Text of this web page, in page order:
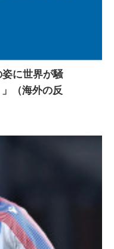
に世界が騒
（海外の反